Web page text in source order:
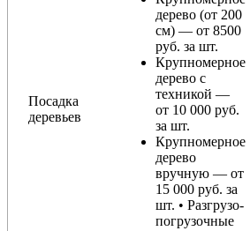
Посадка
деревьев
дерево (от 200
см) — от 8500
руб. за шт.
Крупномерное
дерево с
техникой —
от 10 000 руб.
за шт.
Крупномерное
дерево
вручную — от
15 000 руб. за
шт. • Разгрузо-
погрузочные